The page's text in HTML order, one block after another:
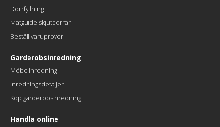
Dörrfyllning
Mätguide skjutdörrar
Beställ varuprover
Garderobsinredning
Möbelinredning
Inredningsdetaljer
Köp garderobsinredning
Handla online